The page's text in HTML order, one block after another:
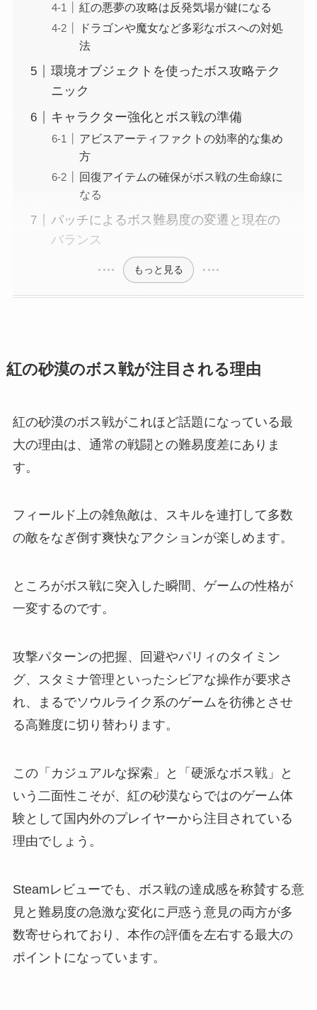
紅の悪夢の攻略は反発気場が鍵になる
ドラゴンや魔女など多彩なボスへの対処
法
環境オブジェクトを使ったボス攻略テク
ニック
キャラクター強化とボス戦の準備
アビスアーティファクトの効率的な集め
方
回復アイテムの確保がボス戦の生命線に
なる
パッチによるボス難易度の変遷と現在の
バランス
もっと見る
紅の砂漠のボス戦が注目される理由
紅の砂漠のボス戦がこれほど話題になっている最
大の理由は、通常の戦闘との難易度差にありま
す。
フィールド上の雑魚敵は、スキルを連打して多数
の敵をなぎ倒す爽快なアクションが楽しめます。
ところがボス戦に突入した瞬間、ゲームの性格が
一変するのです。
攻撃パターンの把握、回避やパリィのタイミン
グ、スタミナ管理といったシビアな操作が要求さ
れ、まるでソウルライク系のゲームを彷彿とさせ
る高難度に切り替わります。
この「カジュアルな探索」と「硬派なボス戦」と
いう二面性こそが、紅の砂漠ならではのゲーム体
験として国内外のプレイヤーから注目されている
理由でしょう。
Steamレビューでも、ボス戦の達成感を称賛する意
見と難易度の急激な変化に戸惑う意見の両方が多
数寄せられており、本作の評価を左右する最大の
ポイントになっています。